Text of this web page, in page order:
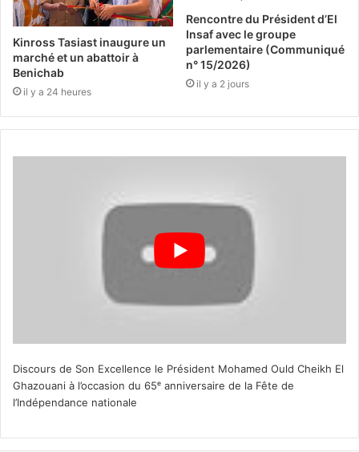
Kinross Tasiast inaugure un
marché et un abattoir à
Benichab
il y a 24 heures
Rencontre du Président d’El
Insaf avec le groupe
parlementaire (Communiqué
n° 15/2026)
il y a 2 jours
Discours de Son Excellence le Président Mohamed Ould Cheikh El
Ghazouani à l’occasion du 65ᵉ anniversaire de la Fête de
l’Indépendance nationale